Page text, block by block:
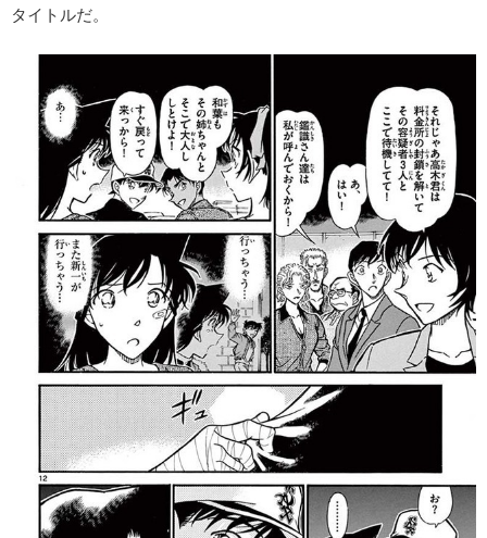
タイトルだ。